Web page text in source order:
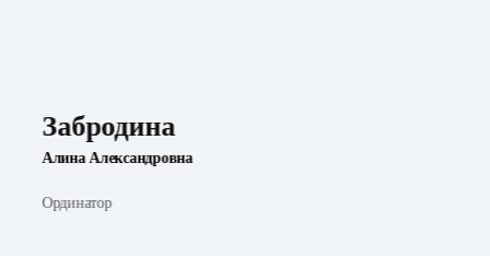
Забродина
Алина Александровна
Ординатор